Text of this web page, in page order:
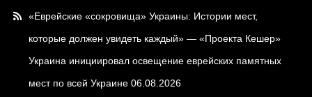
«Еврейские «сокровища» Украины: Истории мест,
которые должен увидеть каждый» — «Проекта Кешер»
Украина инициировал освещение еврейских памятных
мест по всей Украине 06.08.2026